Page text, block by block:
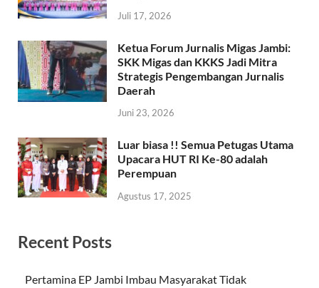
Juli 17, 2026
Ketua Forum Jurnalis Migas Jambi:
SKK Migas dan KKKS Jadi Mitra
Strategis Pengembangan Jurnalis
Daerah
Juni 23, 2026
Luar biasa !! Semua Petugas Utama
Upacara HUT RI Ke-80 adalah
Perempuan
Agustus 17, 2025
Recent Posts
Pertamina EP Jambi Imbau Masyarakat Tidak